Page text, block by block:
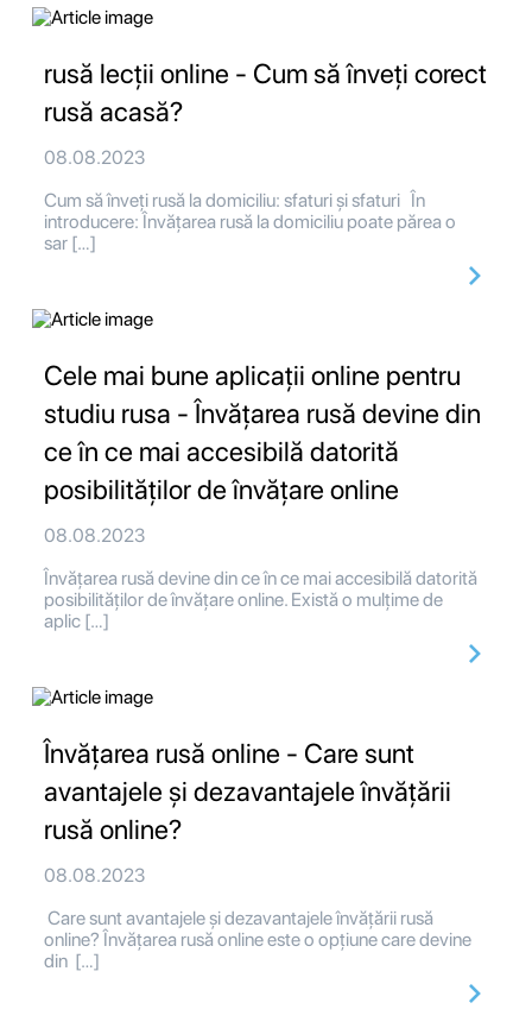
rusă lecții online - Cum să înveți corect
rusă acasă?
08.08.2023
Cum să înveți rusă la domiciliu: sfaturi și sfaturi În
introducere: Învățarea rusă la domiciliu poate părea o
sar […]
Cele mai bune aplicații online pentru
studiu rusa - Învățarea rusă devine din
ce în ce mai accesibilă datorită
posibilităților de învățare online
08.08.2023
Învățarea rusă devine din ce în ce mai accesibilă datorită
posibilităților de învățare online. Există o mulțime de
aplic […]
Învățarea rusă online - Care sunt
avantajele și dezavantajele învățării
rusă online?
08.08.2023
Care sunt avantajele și dezavantajele învățării rusă
online? Învățarea rusă online este o opțiune care devine
din […]